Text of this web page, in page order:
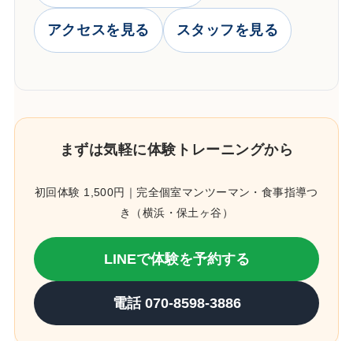
アクセスを見る スタッフを見る
まずは気軽に体験トレーニングから
初回体験 1,500円｜完全個室マンツーマン・食事指導つ
き（横浜・保土ヶ谷）
LINEで体験を予約する
電話 070-8598-3886